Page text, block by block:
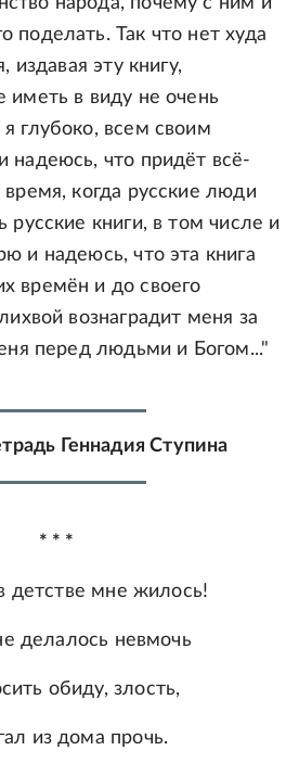
поделать. Так что нет худа
издавая эту книгу,
иметь в виду не очень
глубоко, всем своим
надеюсь, что придёт всё-
время, когда русские люди
русские книги, в том числе и
и надеюсь, что эта книга
времён и до своего
вознаградит меня за
перед людьми и Богом..."
Геннадия Ступина
* * *
детстве мне жилось!
делалось невмочь
обиду, злость,
из дома прочь.